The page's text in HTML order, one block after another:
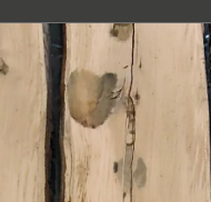
PODOBNE PRODUKTY
Blat dębowy z
krawędzią